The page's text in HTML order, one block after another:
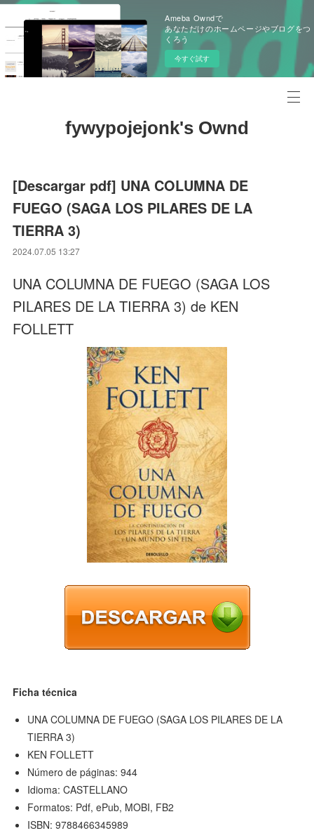
Ameba Owndで
あなただけのホームページやブログをつ
くろう
今すぐ試す
fywypojejonk's Ownd
[Descargar pdf] UNA COLUMNA DE
FUEGO (SAGA LOS PILARES DE LA
TIERRA 3)
2024.07.05 13:27
UNA COLUMNA DE FUEGO (SAGA LOS
PILARES DE LA TIERRA 3) de KEN
FOLLETT
Ficha técnica
UNA COLUMNA DE FUEGO (SAGA LOS PILARES DE LA
TIERRA 3)
KEN FOLLETT
Número de páginas: 944
Idioma: CASTELLANO
Formatos: Pdf, ePub, MOBI, FB2
ISBN: 9788466345989